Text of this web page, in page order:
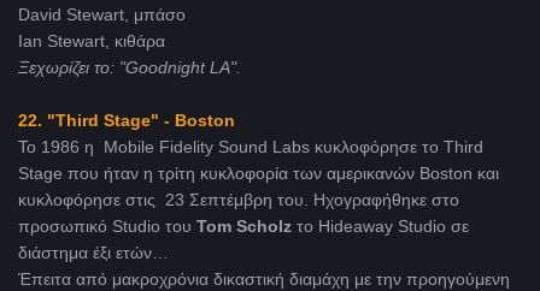
David Stewart, μπάσο
Ian Stewart, κιθάρα
Ξεχωρίζει το: "Goodnight LA".
22. "Third Stage" - Boston
Το 1986 η Mobile Fidelity Sound Labs κυκλοφόρησε το Third
Stage που ήταν η τρίτη κυκλοφορία των αμερικανών Boston και
κυκλοφόρησε στις 23 Σεπτέμβρη του. Ηχογραφήθηκε στο
προσωπικό Studio του Tom Scholz το Hideaway Studio σε
διάστημα έξι ετών…
Έπειτα από μακροχρόνια δικαστική διαμάχη με την προηγούμενη